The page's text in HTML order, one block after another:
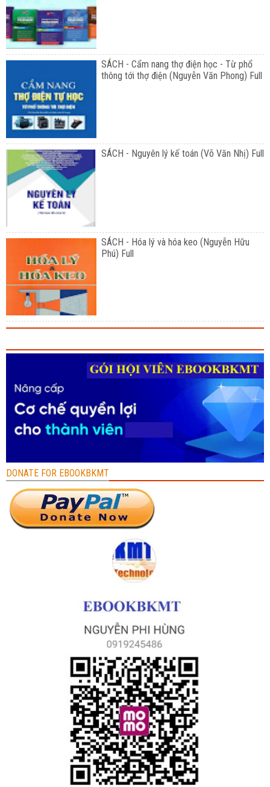
SÁCH - Cẩm nang thợ điện học - Từ phổ
thông tới thợ điện (Nguyễn Văn Phong) Full
SÁCH - Nguyên lý kế toán (Võ Văn Nhị) Full
SÁCH - Hóa lý và hóa keo (Nguyễn Hữu
Phú) Full
DONATE FOR EBOOKBKMT